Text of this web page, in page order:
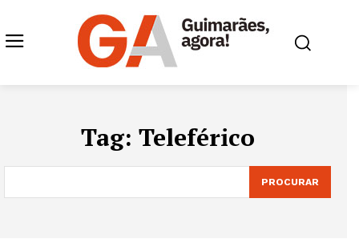
Tag: Teleférico
PROCURAR